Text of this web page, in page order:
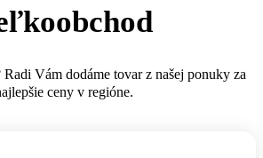
Vám dodáme tovar z našej ponuky za
ceny v regióne.